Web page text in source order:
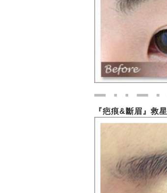
『疤痕&斷眉』救星